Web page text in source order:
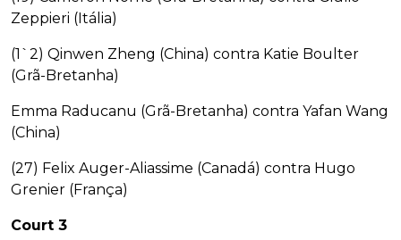
Zeppieri (Itália)
(1`2) Qinwen Zheng (China) contra Katie Boulter
(Grã-Bretanha)
Emma Raducanu (Grã-Bretanha) contra Yafan Wang
(China)
(27) Felix Auger-Aliassime (Canadá) contra Hugo
Grenier (França)
Court 3